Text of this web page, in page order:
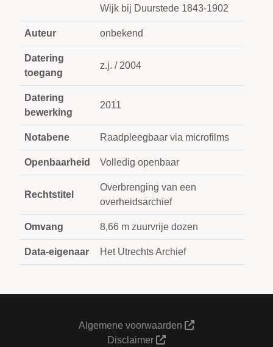
Wijk bij Duurstede 1843-1902
Auteur onbekend
Datering
toegang
z.j. / 2004
Datering
bewerking
2011
Notabene Raadpleegbaar via microfilms
Openbaarheid Volledig openbaar
Rechtstitel
Overbrenging van een
overheidsarchief
Omvang 8,66 m zuurvrije dozen
Data-eigenaar Het Utrechts Archief
Algemene voorwaarden
Disclaimer